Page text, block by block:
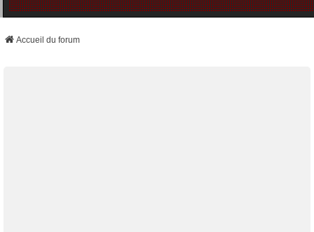
Accueil du forum